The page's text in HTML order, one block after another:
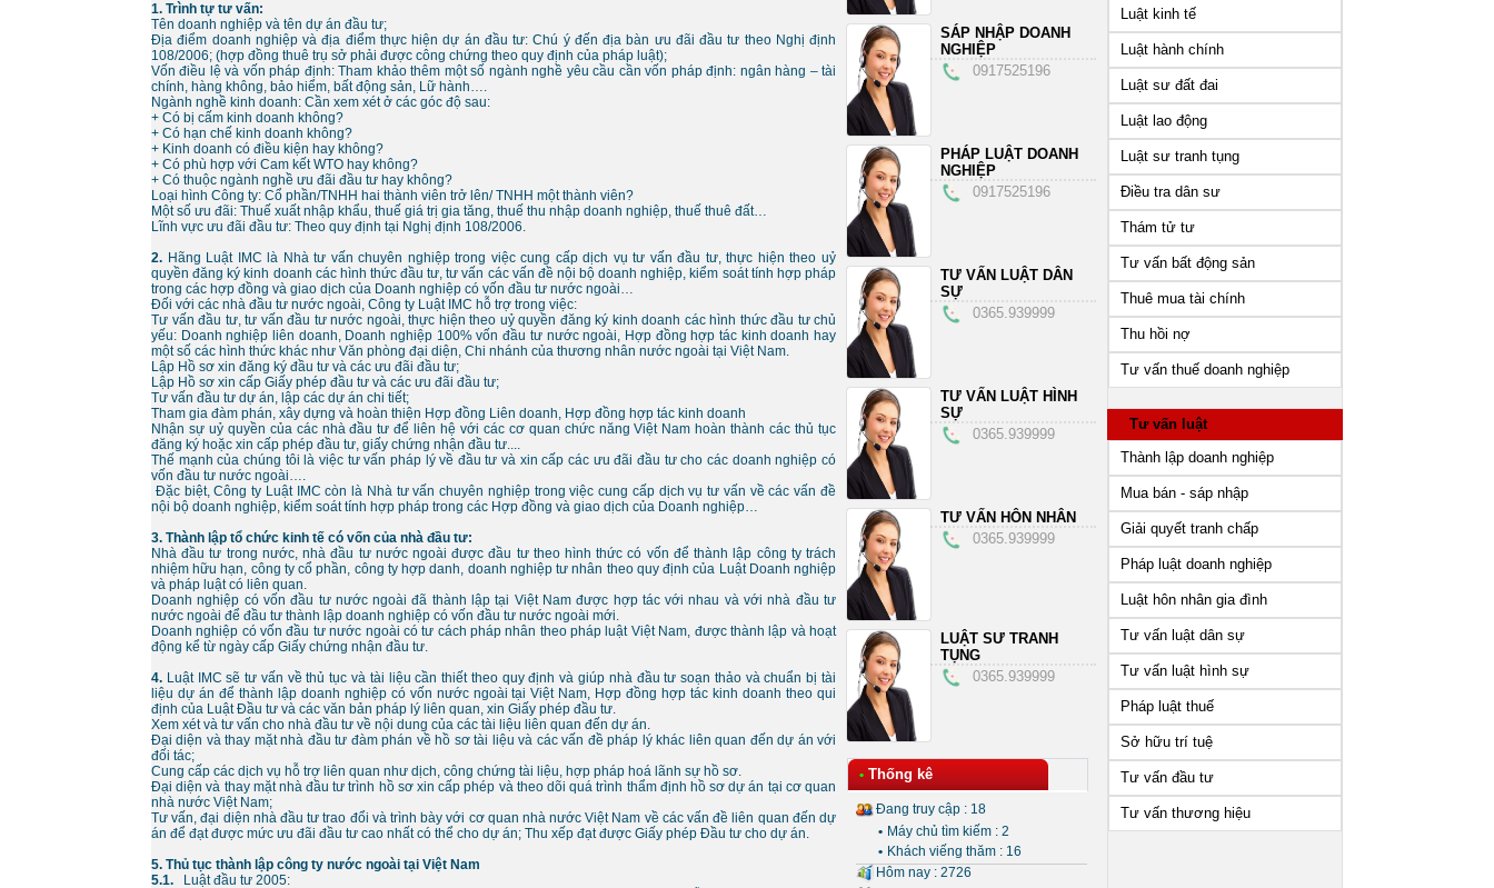
1. Trình tự tư vấn:
Tên doanh nghiệp và tên dự án đầu tư;
Địa điểm doanh nghiệp và địa điểm thực hiện dự án đầu tư: Chú ý đến địa bàn ưu đãi đầu tư theo Nghị định
108/2006; (hợp đồng thuê trụ sở phải được công chứng theo quy định của pháp luật);
Vốn điều lệ và vốn pháp định: Tham khảo thêm một số ngành nghề yêu cầu cần vốn pháp định: ngân hàng – tài
chính, hàng không, bảo hiểm, bất động sản, Lữ hành….
Ngành nghề kinh doanh: Cần xem xét ở các góc độ sau:
+ Có bị cấm kinh doanh không?
+ Có hạn chế kinh doanh không?
+ Kinh doanh có điều kiện hay không?
+ Có phù hợp với Cam kết WTO hay không?
+ Có thuộc ngành nghề ưu đãi đầu tư hay không?
Loại hình Công ty: Cổ phần/TNHH hai thành viên trở lên/ TNHH một thành viên?
Một số ưu đãi: Thuế xuất nhập khẩu, thuế giá trị gia tăng, thuế thu nhập doanh nghiệp, thuế thuê đất…
Lĩnh vực ưu đãi đầu tư: Theo quy định tại Nghị định 108/2006.
2. Hãng Luật IMC là Nhà tư vấn chuyên nghiệp trong việc cung cấp dịch vụ tư vấn đầu tư, thực hiện theo uỷ
quyền đăng ký kinh doanh các hình thức đầu tư, tư vấn các vấn đề nội bộ doanh nghiệp, kiểm soát tính hợp pháp
trong các hợp đồng và giao dịch của Doanh nghiệp có vốn đầu tư nước ngoài…
Đối với các nhà đầu tư nước ngoài, Công ty Luật IMC hỗ trợ trong việc:
Tư vấn đầu tư, tư vấn đầu tư nước ngoài, thực hiện theo uỷ quyền đăng ký kinh doanh các hình thức đầu tư chủ
yếu: Doanh nghiệp liên doanh, Doanh nghiệp 100% vốn đầu tư nước ngoài, Hợp đồng hợp tác kinh doanh hay
một số các hình thức khác như Văn phòng đại diện, Chi nhánh của thương nhân nước ngoài tại Việt Nam.
Lập Hồ sơ xin đăng ký đầu tư và các ưu đãi đầu tư;
Lập Hồ sơ xin cấp Giấy phép đầu tư và các ưu đãi đầu tư;
Tư vấn đầu tư dự án, lập các dự án chi tiết;
Tham gia đàm phán, xây dựng và hoàn thiện Hợp đồng Liên doanh, Hợp đồng hợp tác kinh doanh
Nhận sự uỷ quyền của các nhà đầu tư để liên hệ với các cơ quan chức năng Việt Nam hoàn thành các thủ tục
đăng ký hoặc xin cấp phép đầu tư, giấy chứng nhận đầu tư....
Thế mạnh của chúng tôi là việc tư vấn pháp lý về đầu tư và xin cấp các ưu đãi đầu tư cho các doanh nghiệp có
vốn đầu tư nước ngoài….
Đặc biệt, Công ty Luật IMC còn là Nhà tư vấn chuyên nghiệp trong việc cung cấp dịch vụ tư vấn về các vấn đề
nội bộ doanh nghiệp, kiểm soát tính hợp pháp trong các Hợp đồng và giao dịch của Doanh nghiệp…
3. Thành lập tổ chức kinh tế có vốn của nhà đầu tư:
Nhà đầu tư trong nước, nhà đầu tư nước ngoài được đầu tư theo hình thức có vốn để thành lập công ty trách
nhiệm hữu hạn, công ty cổ phần, công ty hợp danh, doanh nghiệp tư nhân theo quy định của Luật Doanh nghiệp
và pháp luật có liên quan.
Doanh nghiệp có vốn đầu tư nước ngoài đã thành lập tại Việt Nam được hợp tác với nhau và với nhà đầu tư
nước ngoài để đầu tư thành lập doanh nghiệp có vốn đầu tư nước ngoài mới.
Doanh nghiệp có vốn đầu tư nước ngoài có tư cách pháp nhân theo pháp luật Việt Nam, được thành lập và hoạt
động kể từ ngày cấp Giấy chứng nhận đầu tư.
4. Luật IMC sẽ tư vấn về thủ tục và tài liệu cần thiết theo quy định và giúp nhà đầu tư soạn thảo và chuẩn bị tài
liệu dự án để thành lập doanh nghiệp có vốn nước ngoài tại Việt Nam, Hợp đồng hợp tác kinh doanh theo qui
định của Luật Đầu tư và các văn bản pháp lý liên quan, xin Giấy phép đầu tư.
Xem xét và tư vấn cho nhà đầu tư về nội dung của các tài liệu liên quan đến dự án.
Đại diện và thay mặt nhà đầu tư đàm phán về hồ sơ tài liệu và các vấn đề pháp lý khác liên quan đến dự án với
đối tác;
Cung cấp các dịch vụ hỗ trợ liên quan như dịch, công chứng tài liệu, hợp pháp hoá lãnh sự hồ sơ.
Đại diện và thay mặt nhà đầu tư trình hồ sơ xin cấp phép và theo dõi quá trình thẩm định hồ sơ dự án tại cơ quan
nhà nước Việt Nam;
Tư vấn, đại diện nhà đầu tư trao đổi và trình bày với cơ quan nhà nước Việt Nam về các vấn đề liên quan đến dự
án để đạt được mức ưu đãi đầu tư cao nhất có thể cho dự án; Thu xếp đạt được Giấy phép Đầu tư cho dự án.
5. Thủ tục thành lập công ty nước ngoài tại Việt Nam
5.1. Luật đầu tư 2005:
SÁP NHẬP DOANH
NGHIỆP
0917525196
PHÁP LUẬT DOANH
NGHIỆP
0917525196
TƯ VẤN LUẬT DÂN
SỰ
0365.939999
TƯ VẤN LUẬT HÌNH
SỰ
0365.939999
TƯ VẤN HÔN NHÂN
0365.939999
LUẬT SƯ TRANH
TỤNG
0365.939999
• Thống kê
Đang truy cập : 18
• Máy chủ tìm kiếm : 2
• Khách viếng thăm : 16
Hôm nay : 2726
Luật kinh tế
Luật hành chính
Luật sư đất đai
Luật lao động
Luật sư tranh tụng
Điều tra dân sư
Thám tử tư
Tư vấn bất động sản
Thuê mua tài chính
Thu hồi nợ
Tư vấn thuế doanh nghiệp
Tư vấn luật
Thành lập doanh nghiệp
Mua bán - sáp nhập
Giải quyết tranh chấp
Pháp luật doanh nghiệp
Luật hôn nhân gia đình
Tư vấn luật dân sự
Tư vấn luật hình sự
Pháp luật thuế
Sở hữu trí tuệ
Tư vấn đầu tư
Tư vấn thương hiệu